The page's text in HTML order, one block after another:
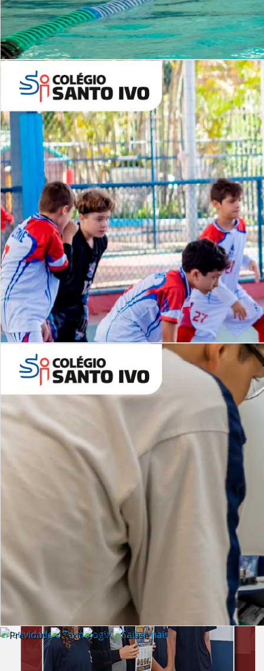
Período Integral | Saiba mais
Desafios | Saiba mais
Criatividade e Tecnologia | Saiba mais
Lista de vídeos
NOSSOCANAL